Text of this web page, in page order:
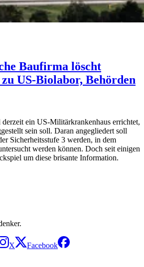
Baufirma löscht
US-Biolabor, Behörden
ein US-Militärkrankenhaus errichtet,
sein soll. Daran angegliedert soll
Sicherheitsstufe 3 werden, in dem
werden können. Doch seit einigen
um diese brisante Information.
X Facebook